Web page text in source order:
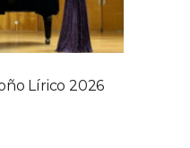
Lírico 2026